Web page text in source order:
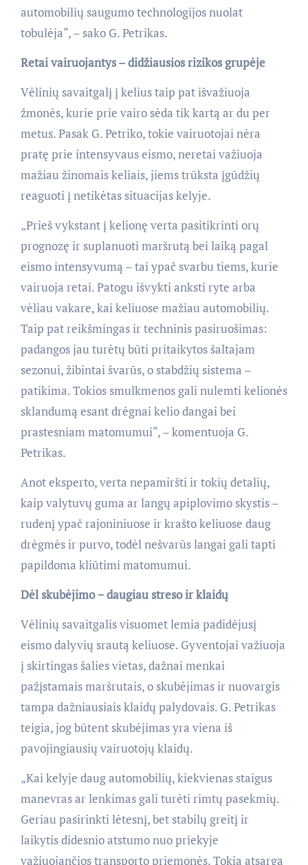
automobilių saugumo technologijos nuolat
tobulėja“, – sako G. Petrikas.
Retai vairuojantys – didžiausios rizikos grupėje
Vėlinių savaitgalį į kelius taip pat išvažiuoja
žmonės, kurie prie vairo sėda tik kartą ar du per
metus. Pasak G. Petriko, tokie vairuotojai nėra
pratę prie intensyvaus eismo, neretai važiuoja
mažiau žinomais keliais, jiems trūksta įgūdžių
reaguoti į netikėtas situacijas kelyje.
„Prieš vykstant į kelionę verta pasitikrinti orų
prognozę ir suplanuoti maršrutą bei laiką pagal
eismo intensyvumą – tai ypač svarbu tiems, kurie
vairuoja retai. Patogu išvykti anksti ryte arba
vėliau vakare, kai keliuose mažiau automobilių.
Taip pat reikšmingas ir techninis pasiruošimas:
padangos jau turėtų būti pritaikytos šaltajam
sezonui, žibintai švarūs, o stabdžių sistema –
patikima. Tokios smulkmenos gali nulemti kelionės
sklandumą esant drėgnai kelio dangai bei
prastesniam matomumui“, – komentuoja G.
Petrikas.
Anot eksperto, verta nepamiršti ir tokių detalių,
kaip valytuvų guma ar langų apiplovimo skystis –
rudenį ypač rajoniniuose ir krašto keliuose daug
drėgmės ir purvo, todėl nešvarūs langai gali tapti
papildoma kliūtimi matomumui.
Dėl skubėjimo − daugiau streso ir klaidų
Vėlinių savaitgalis visuomet lemia padidėjusį
eismo dalyvių srautą keliuose. Gyventojai važiuoja
į skirtingas šalies vietas, dažnai menkai
pažįstamais maršrutais, o skubėjimas ir nuovargis
tampa dažniausiais klaidų palydovais. G. Petrikas
teigia, jog būtent skubėjimas yra viena iš
pavojingiausių vairuotojų klaidų.
„Kai kelyje daug automobilių, kiekvienas staigus
manevras ar lenkimas gali turėti rimtų pasekmių.
Geriau pasirinkti lėtesnį, bet stabilų greitį ir
laikytis didesnio atstumo nuo priekyje
važiuojančios transporto priemonės. Tokia atsarga